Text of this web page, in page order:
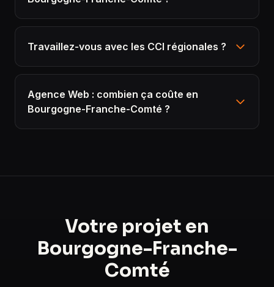
Travaillez-vous avec les CCI régionales ?
Agence Web : combien ça coûte en
Bourgogne-Franche-Comté ?
Votre projet en
Bourgogne-Franche-
Comté